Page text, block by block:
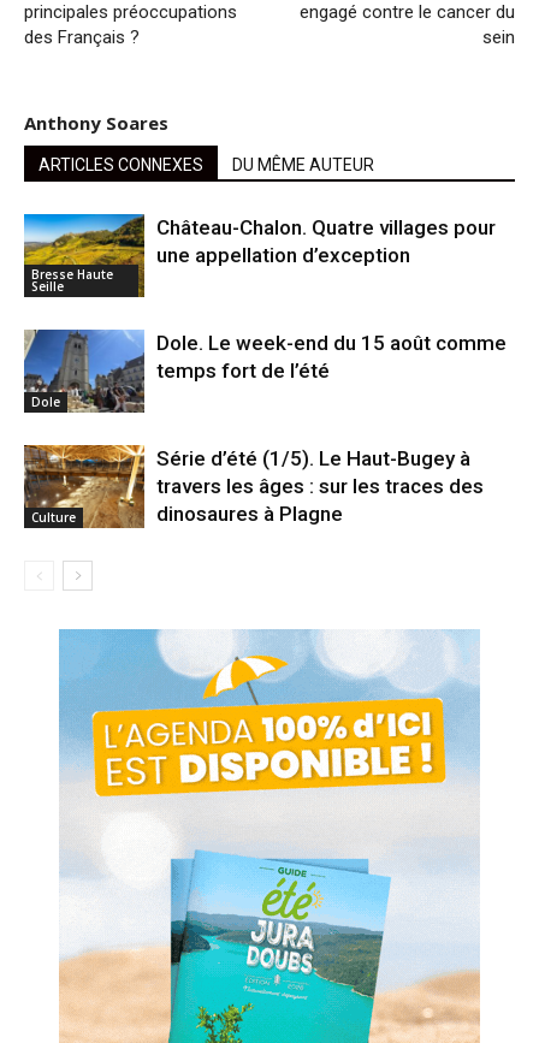
principales préoccupations
des Français ?
engagé contre le cancer du
sein
Anthony Soares
ARTICLES CONNEXES DU MÊME AUTEUR
Bresse Haute
Seille
Château-Chalon. Quatre villages pour
une appellation d’exception
Dole
Dole. Le week-end du 15 août comme
temps fort de l’été
Culture
Série d’été (1/5). Le Haut-Bugey à
travers les âges : sur les traces des
dinosaures à Plagne